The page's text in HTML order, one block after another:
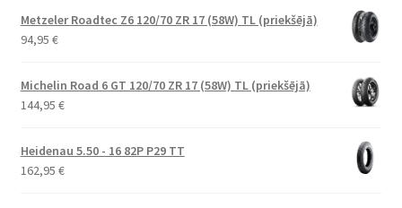
Metzeler Roadtec Z6 120/70 ZR 17 (58W) TL (priekšējā)
94,95 €
Michelin Road 6 GT 120/70 ZR 17 (58W) TL (priekšējā)
144,95 €
Heidenau 5.50 - 16 82P P29 TT
162,95 €